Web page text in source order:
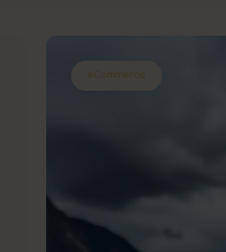
eCommerce